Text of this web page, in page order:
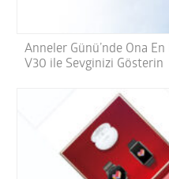
Anneler Günü’nde Ona
V30 ile Sevginizi Gösterin